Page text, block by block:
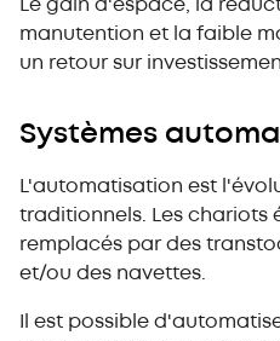
Le gain d'espace, la
manutention et la faible
un retour sur
Systèmes
L'automatisation est
traditionnels. Les chariots
remplacés par des
et/ou des navettes.
Il est possible